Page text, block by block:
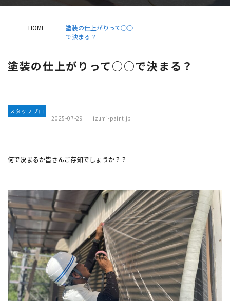
HOME
塗装の仕上がりって○○
で決まる？
塗装の仕上がりって○○で決まる？
スタッフブロ
2025-07-29 izumi-paint.jp
何で決まるか皆さんご存知でしょうか？？